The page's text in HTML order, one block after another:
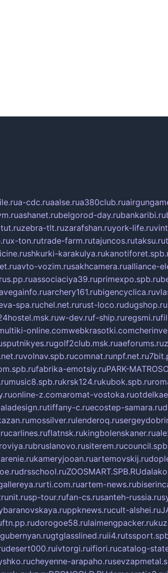
a-cdc.ruaalse.rua380club.ru
ashanet.rubelgorod-day.rubankaribi.ru
zebra-tlt.ruzarafshan.ruyork-life.ru
x-ton.rutrade-farm.rutajuncos.rutaksu.ru
shkurki-karakulya.ru
avto-vozim.rusakhcamera.rualliance-
associaciya39.ruprimexpo.spb.ru
archery161.rubigencyclica.ru
spa.ruchel.net.rurust-loco.rudugshop.ru
w-dev.ruf-ship.ruregsmi.ru
online.comwebkrasotki.com
sputnikyes.rugolf2club.msk.ruaeforums.ru
volnav.spb.rucomnat.runpf.net.ru
fabrika-emotsiy.ruPARK-
music8.spb.rukrsk124.rukubok.spb.ru
online-z.comaromat-vostoka.ru
tiffany-c.ruecostep-samara.ru
mossilver.rulenderoq.ru
carlines.ruflatnsk.rukingbolenskaner.ru
bruslanovo.rusiterem.ru
kameryjooan.ruartemovskij.ru
drsschool.ruZOOSMART.SPB.RU
rti.com.ruartem-news.ru
sp-tour.rufan-cs.rusanteh-russia.ru
ppknews.rucult-alshei.ru
ftn.pp.rudorogoe58.rulaimengpacker.ru
gubernyan.rugtglasslined.ruii4.ru
desert000.ruivtorgi.ruifiori.rucatalog-
cheyenne-arapaho.ru